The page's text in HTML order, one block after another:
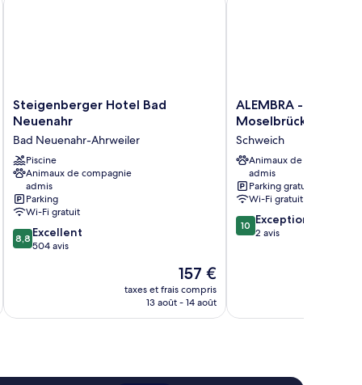
Steigenberger
Hotel
Neuenahr
Bad
Neuenahr-
Ahrweiler
Steigenberger Hotel Bad
Neuenahr
Bad Neuenahr-Ahrweiler
Piscine
Animaux de compagnie
admis
Parking
Wi-Fi gratuit
8.8
sur
8,8 Excellent
504 avis
Le
nouveau
prix
157 €
taxes et frais compris
13 août - 14 août
ALEMBRA
-
zur
Moselbrücke
Schweich
ALEMBRA - Hotel zur
Moselbrücke
Schweich
Animaux de compagnie
admis
Parking gratuit
Wi-Fi gratuit
10.0
sur
10 Exceptionnel
2 avis